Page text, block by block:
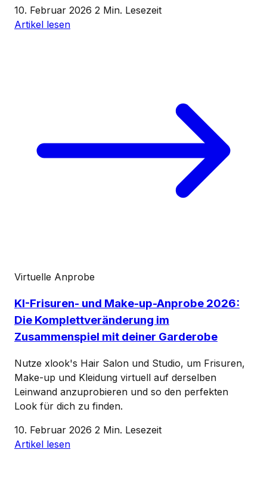
10. Februar 2026 2 Min. Lesezeit
Artikel lesen
Virtuelle Anprobe
KI-Frisuren- und Make-up-Anprobe 2026:
Die Komplettveränderung im
Zusammenspiel mit deiner Garderobe
Nutze xlook's Hair Salon und Studio, um Frisuren,
Make-up und Kleidung virtuell auf derselben
Leinwand anzuprobieren und so den perfekten
Look für dich zu finden.
10. Februar 2026 2 Min. Lesezeit
Artikel lesen